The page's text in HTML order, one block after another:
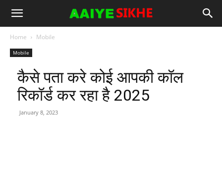
Home Mobile
Mobile
कैसे पता करे कोई आपकी कॉल
रिकॉर्ड कर रहा है 2025
January 8, 2023